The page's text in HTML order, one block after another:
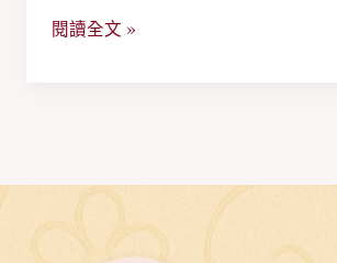
珠
閱讀全文 »